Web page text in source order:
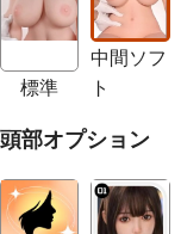
標準
中間ソフ
ト
頭部オプション